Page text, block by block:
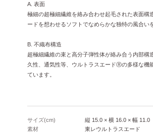
A. 表面
極細の超極細繊維を絡み合わせ起毛された表面構
ードを想わせるソフトでなめらかな独特の風合い
B. 不織布構造
超極細繊維の束と高分子弾性体が絡み合う内部構
久性、通気性等、ウルトラスエードⓇの多様な機
ています。
サイズ(cm)
縦 15.0 × 横 16.0 × 幅 11.0
素材
東レウルトラスエード